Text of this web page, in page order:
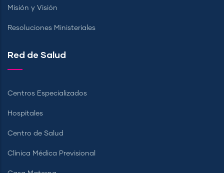
Misión y Visión
Resoluciones Ministeriales
Red de Salud
Centros Especializados
Hospitales
Centro de Salud
Clínica Médica Previsional